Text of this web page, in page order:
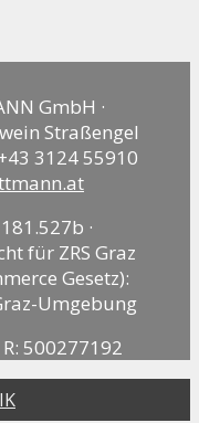
GmbH ·
Straßengel
3124 55910
·
für ZRS Graz
Gesetz):
Umgebung
500277192